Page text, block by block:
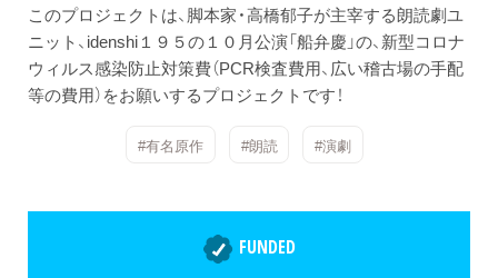
このプロジェクトは、脚本家・高橋郁子が主宰する朗読劇ユ
ニット、idenshi１９５の１０月公演「船弁慶」の、新型コロナ
ウィルス感染防止対策費（PCR検査費用、広い稽古場の手配
等の費用）をお願いするプロジェクトです！
#有名原作 #朗読 #演劇
FUNDED